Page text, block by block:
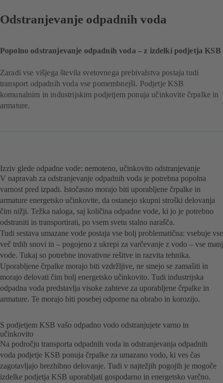
Odstranjevanje odpadnih voda
Popolno odstranjevanje odpadnih voda – z izdelki podjetja KSB
Zaradi vse višjega števila svetovnega prebivalstva postaja tudi
transport odpadnih voda vse pomembnejši. Podjetje KSB
komunalnim in industrijskim podjetjem ponuja učinkovite črpalke in
armature.
Izziv glede odpadne vode: nemoteno, učinkovito odstranjevanje
V napravah za odstranjevanje odpadnih voda je potrebna popolna
varnost pred izpadi. Istočasno morajo biti uporabljene črpalke in
armature energetsko učinkovite, da ostanejo skupni stroški delovanja
čim nižji. Težka naloga, saj količina odpadne vode, ki jo je potrebno
odstraniti in transportirati, po vsem svetu stalno narašča.
Tudi sestava umazane vode postaja vse bolj problematična: vsebuje vse
več trdih snovi in – pogojeno z ukrepi za varčevanje z vodo – vse manj
vode. Tukaj so potrebne inovativne rešitve in razvita tehnika.
Uporabljene črpalke morajo biti vzdržljive, ne smejo se zamašiti in
morajo delovati čim bolj energetsko učinkovito. Tudi industrijska
odpadna voda predstavlja visoke zahteve za uporabljene črpalke in
armature. Te morajo biti posebej odporne na obrabo in korozijo.
S podjetjem KSB vašo odpadno vodo odstranjujete varno in
učinkovito
Na področju transporta odpadnih voda in odstranjevanja odpadnih
voda podjetje KSB ponuja črpalke za umazano vodo, ki ves čas
zagotavljajo brezhibno delovanje. Tudi v najtežjih pogojih je mogoče
izdelke podjetja KSB uporabljati gospodarno in energetsko varčno.